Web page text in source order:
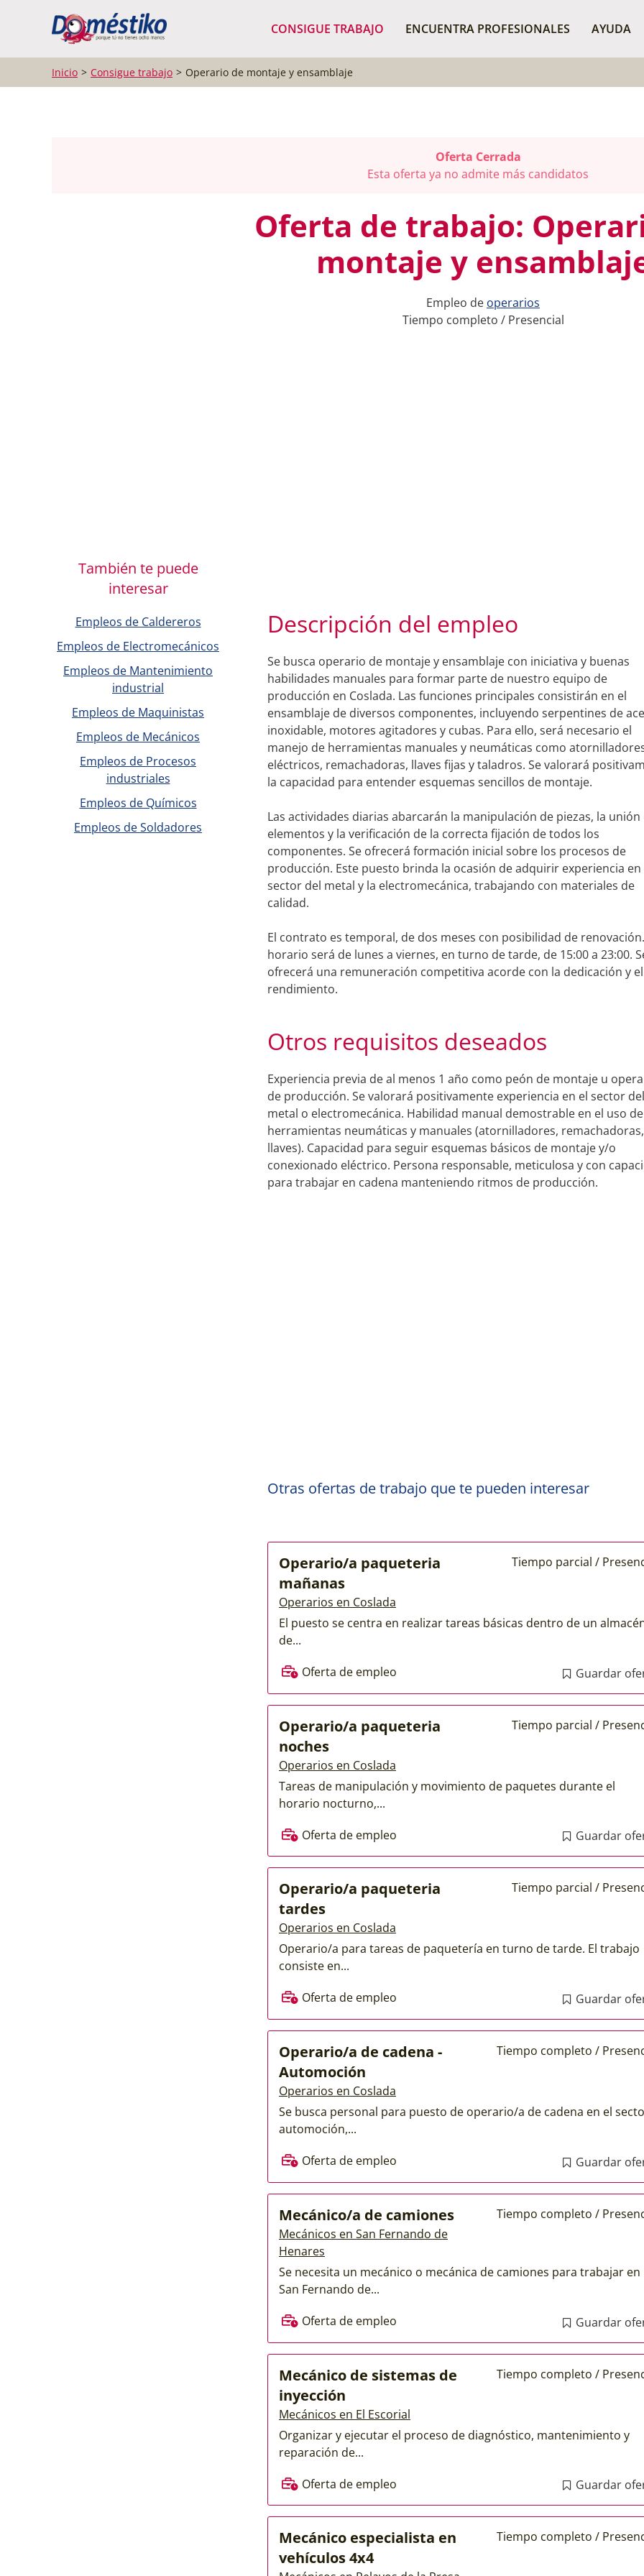
CONSIGUE TRABAJO ENCUENTRA PROFESIONALES AYUDA
Inicio Consigue trabajo Operario de montaje y ensamblaje
Oferta Cerrada
Esta oferta ya no admite más candidatos
Oferta de trabajo:
montaje y
Empleo de operarios
Tiempo completo / Presencial
Descripción del empleo
Se busca operario de montaje y ensamblaje con iniciativa y buenas
habilidades manuales para formar parte de nuestro equipo de
producción en Coslada. Las funciones principales consistirán en el
ensamblaje de diversos componentes, incluyendo serpentines de
inoxidable, motores agitadores y cubas. Para ello, será necesario el
manejo de herramientas manuales y neumáticas como
eléctricos, remachadoras, llaves fijas y taladros. Se valorará
la capacidad para entender esquemas sencillos de montaje.
Las actividades diarias abarcarán la manipulación de piezas, la unión
elementos y la verificación de la correcta fijación de todos los
componentes. Se ofrecerá formación inicial sobre los procesos de
producción. Este puesto brinda la ocasión de adquirir experiencia en
sector del metal y la electromecánica, trabajando con materiales de
calidad.
El contrato es temporal, de dos meses con posibilidad de
horario será de lunes a viernes, en turno de tarde, de 15:00 a 23:00.
ofrecerá una remuneración competitiva acorde con la dedicación y el
rendimiento.
Otros requisitos deseados
Experiencia previa de al menos 1 año como peón de montaje u
de producción. Se valorará positivamente experiencia en el sector del
metal o electromecánica. Habilidad manual demostrable en el uso de
herramientas neumáticas y manuales (atornilladores, remachadoras,
llaves). Capacidad para seguir esquemas básicos de montaje y/o
conexionado eléctrico. Persona responsable, meticulosa y con
para trabajar en cadena manteniendo ritmos de producción.
Otras ofertas de trabajo que te pueden interesar
Operario/a paqueteria
mañanas
Operarios en Coslada
Tiempo parcial /
El puesto se centra en realizar tareas básicas dentro de un
de...
Oferta de empleo
Guardar
Operario/a paqueteria
noches
Operarios en Coslada
Tiempo parcial /
Tareas de manipulación y movimiento de paquetes durante el
horario nocturno,...
Oferta de empleo
Guardar
Operario/a paqueteria
tardes
Operarios en Coslada
Tiempo parcial /
Operario/a para tareas de paquetería en turno de tarde. El trabajo
consiste en...
Oferta de empleo
Guardar
Operario/a de cadena -
Automoción
Operarios en Coslada
Tiempo completo /
Se busca personal para puesto de operario/a de cadena en el
automoción,...
Oferta de empleo
Guardar
Mecánico/a de camiones
Mecánicos en San Fernando de
Henares
Tiempo completo /
Se necesita un mecánico o mecánica de camiones para trabajar en
San Fernando de...
Oferta de empleo
Guardar
Mecánico de sistemas de
inyección
Mecánicos en El Escorial
Tiempo completo /
Organizar y ejecutar el proceso de diagnóstico, mantenimiento y
reparación de...
Oferta de empleo
Guardar
Mecánico especialista en
vehículos 4x4
Tiempo completo /
También te puede
interesar
Empleos de Caldereros
Empleos de Electromecánicos
Empleos de Mantenimiento
industrial
Empleos de Maquinistas
Empleos de Mecánicos
Empleos de Procesos
industriales
Empleos de Químicos
Empleos de Soldadores